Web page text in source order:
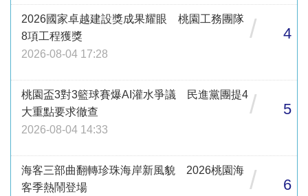
2026國家卓越建設獎成果耀眼 桃園工務團隊
8項工程獲獎
2026-08-04 17:28
/ 4
桃園盃3對3籃球賽爆AI灌水爭議 民進黨團提4
大重點要求徹查
2026-08-04 14:33
/ 5
海客三部曲翻轉珍珠海岸新風貌 2026桃園海
客季熱鬧登場
/ 6